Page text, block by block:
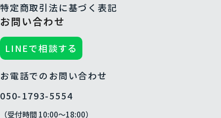
特定商取引法に基づく表記
お問い合わせ
LINEで相談する
お電話でのお問い合わせ
050-1793-5554
（受付時間 10:00〜18:00）